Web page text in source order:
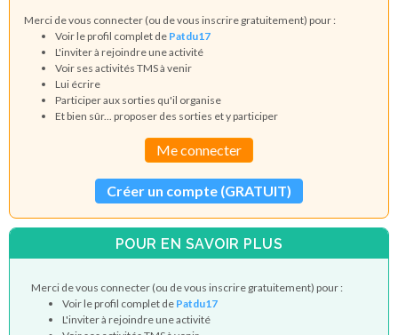
Merci de vous connecter (ou de vous inscrire gratuitement) pour :
Voir le profil complet de Patdu17
L'inviter à rejoindre une activité
Voir ses activités TMS à venir
Lui écrire
Participer aux sorties qu'il organise
Et bien sûr... proposer des sorties et y participer
Me connecter
Créer un compte (GRATUIT)
POUR EN SAVOIR PLUS
Merci de vous connecter (ou de vous inscrire gratuitement) pour :
Voir le profil complet de Patdu17
L'inviter à rejoindre une activité